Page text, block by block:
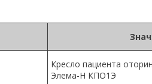
Кресло пациента
Элема-Н КПО1Э